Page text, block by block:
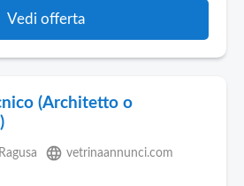
Vedi offerta
(Architetto o
Ragusa language vetrinaannunci.com